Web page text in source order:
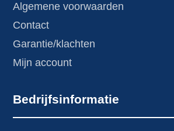
Algemene voorwaarden
Contact
Garantie/klachten
Mijn account
Bedrijfsinformatie